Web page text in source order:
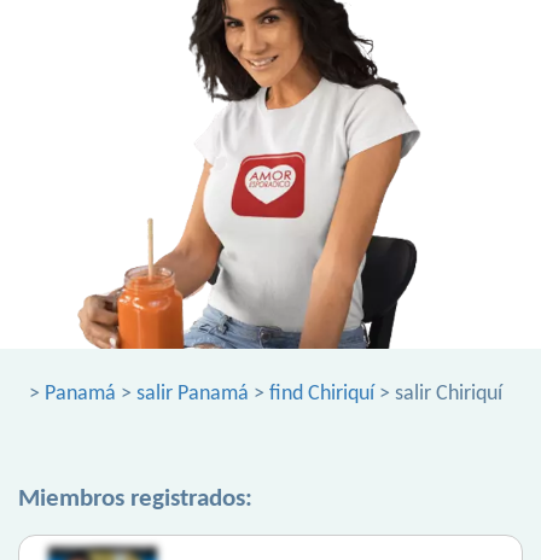
> Panamá > salir Panamá > find Chiriquí > salir Chiriquí
Miembros registrados: